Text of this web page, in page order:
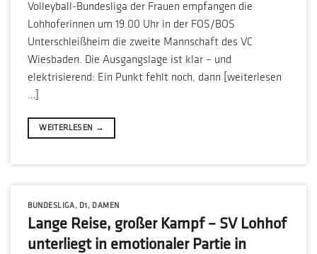
Volleyball-Bundesliga der Frauen empfangen die
Lohhoferinnen um 19.00 Uhr in der FOS/BOS
Unterschleißheim die zweite Mannschaft des VC
Wiesbaden. Die Ausgangslage ist klar – und
elektrisierend: Ein Punkt fehlt noch, dann [weiterlesen
…]
WEITERLESEN →
BUNDESLIGA, D1 , DAMEN
Lange Reise, großer Kampf – SV Lohhof
unterliegt in emotionaler Partie in